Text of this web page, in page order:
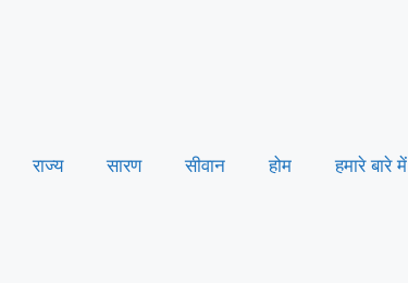
राज्य सारण सीवान होम हमारे बारे में